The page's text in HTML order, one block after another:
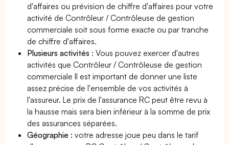
d'affaires ou prévision de chiffre d'affaires pour votre
activité de Contrôleur / Contrôleuse de gestion
commerciale soit sous forme exacte ou par tranche
de chiffre d'affaires.
Plusieurs activités : Vous pouvez exercer d'autres
activités que Contrôleur / Contrôleuse de gestion
commerciale Il est important de donner une liste
assez précise de l'ensemble de vos activités à
l'assureur. Le prix de l'assurance RC peut être revu à
la hausse mais sera bien inférieur à la somme de prix
des assurances séparées.
Géographie :votre adresse joue peu dans le tarif